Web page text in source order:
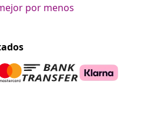
por menos